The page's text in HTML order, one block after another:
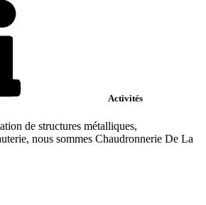
Activités
de structures métalliques,
nous sommes Chaudronnerie De La